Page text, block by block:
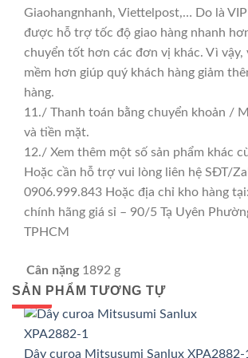
Giaohangnhanh, Viettelpost,… Do là
được hỗ trợ tốc độ giao hàng nhanh
chuyển tốt hơn các đơn vị khác. Vì vậy,
mềm hơn giúp quý khách hàng giảm
hàng.
11./ Thanh toán bằng chuyển khoản /
và tiền mặt.
12./ Xem thêm một số sản phẩm khác
Hoặc cần hỗ trợ vui lòng liên hệ SĐT/
0906.999.843 Hoặc địa chỉ kho hàng
chính hãng giá sỉ – 90/5 Tạ Uyên
TPHCM
Cân nặng 1892 g
SẢN PHẨM TƯƠNG TỰ
GIÁ TỐT
GIÁ SỈ
Dây curoa Mitsusumi Sanlux XPA2882-